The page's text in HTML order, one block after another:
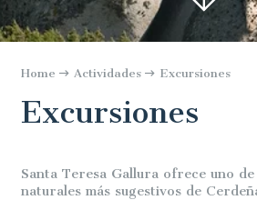
Home Actividades Excursiones
Excursiones
Santa Teresa Gallura ofrece uno
naturales más sugestivos de